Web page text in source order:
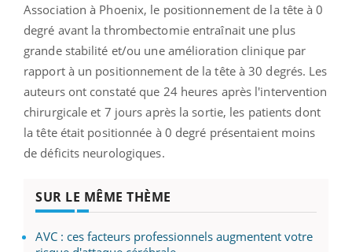
Association à Phoenix, le positionnement de la tête à 0
degré avant la thrombectomie entraînait une plus
grande stabilité et/ou une amélioration clinique par
rapport à un positionnement de la tête à 30 degrés. Les
auteurs ont constaté que 24 heures après l'intervention
chirurgicale et 7 jours après la sortie, les patients dont
la tête était positionnée à 0 degré présentaient moins
de déficits neurologiques.
SUR LE MÊME THÈME
AVC : ces facteurs professionnels augmentent votre